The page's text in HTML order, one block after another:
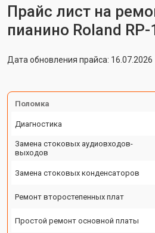
Прайс лист на
пианино Roland RP-
Дата обновления прайса: 16.07.2026
Поломка
Диагностика
Замена стоковых аудиовходов-
выходов
Замена стоковых конденсаторов
Ремонт второстепенных плат
Простой ремонт основной платы